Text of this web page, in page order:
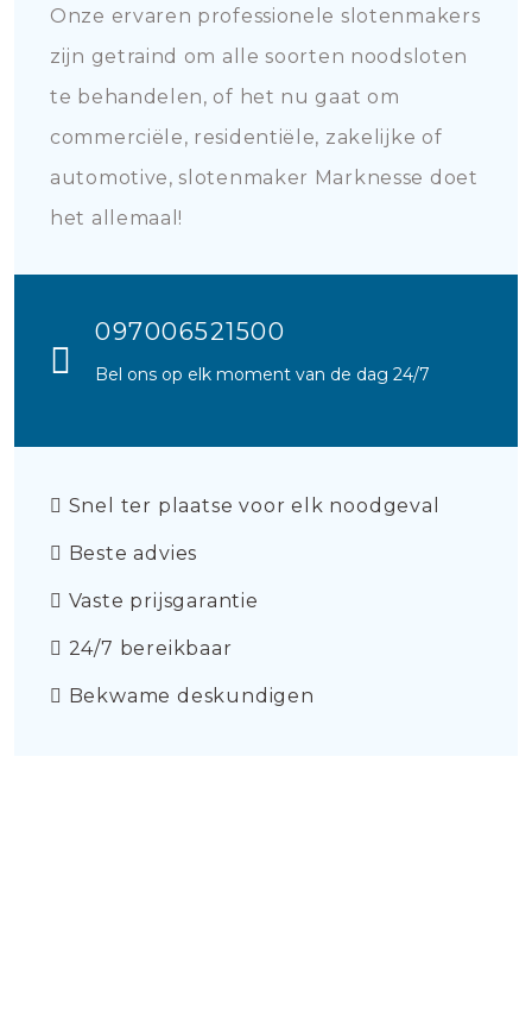
Onze ervaren professionele slotenmakers
zijn getraind om alle soorten noodsloten
te behandelen, of het nu gaat om
commerciële, residentiële, zakelijke of
automotive, slotenmaker Marknesse doet
het allemaal!
097006521500
Bel ons op elk moment van de dag 24/7
Snel ter plaatse voor elk noodgeval
Beste advies
Vaste prijsgarantie
24/7 bereikbaar
Bekwame deskundigen